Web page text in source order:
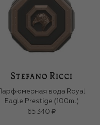
Парфюмерная вода Royal
Eagle Prestige (100ml)
65 340 ₽